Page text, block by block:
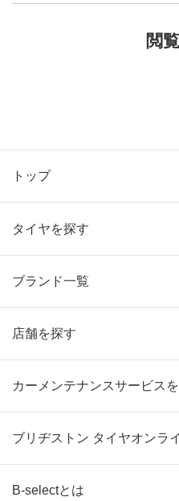
閲
トップ
タイヤを探す
ブランド一覧
店舗を探す
カーメンテナンスサービス
ブリヂストン タイヤオンラ
B-selectとは